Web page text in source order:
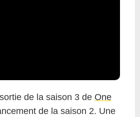
de la saison 3 de One
de la saison 2. Une